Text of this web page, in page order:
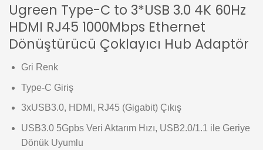
Ugreen Type-C to 3*USB 3.0 4K 60Hz
HDMI RJ45 1000Mbps Ethernet
Dönüştürücü Çoklayıcı Hub Adaptör
Gri Renk
Type-C Giriş
3xUSB3.0, HDMI, RJ45 (Gigabit) Çıkış
USB3.0 5Gpbs Veri Aktarım Hızı, USB2.0/1.1 ile Geriye
Dönük Uyumlu